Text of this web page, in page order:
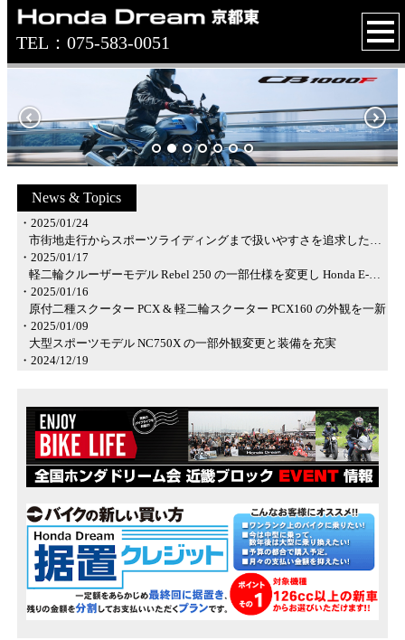
TEL：075-583-0051
News&Topics
・2025/01/24
市街地走行からスポーツライディングまで扱いやすさを追求した、大型ロードスポーツモデル CB750 HORNET 誕生
・2025/01/17
軽二輪クルーザーモデル Rebel 250 の一部仕様を変更し Honda E-Clutch 搭載タイプを設定
・2025/01/16
原付二種スクーター PCX & 軽二輪スクーター PCX160 の外観を一新
・2025/01/09
大型スポーツモデル NC750X の一部外観変更と装備を充実
・2024/12/19
ストリートファイタースタイルの大型二輪ロードスポーツモデル CB1000 HORNET & CB1000 HORNET SP 誕生
・2024/12/12
大型スポーツツアラー NT1100 の一部外観変更と装備を充実
・2024/04/11
ロードスポーツモデル CBR650R の外観を一新し Honda E-Clutch 搭載仕様をタイプ設定
ロードスポーツモデル CB650R の外観を一新し Honda E-Clutch 搭載仕様をタイプ設定
・2024/04/04
原付二種スポーツモデル CB125R の仕様を一部変更